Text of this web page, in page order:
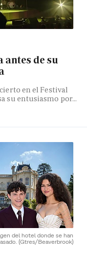
antes de su
en el Festival
su entusiasmo por...
del hotel donde se han
(Gtres/Beaverbrook)